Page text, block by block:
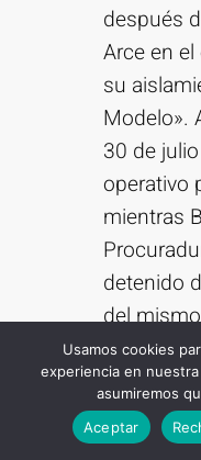
después
Arce en
su
Modelo».
30 de
operativo
mientras
detenido
del
enfrentan
marcado
políticas.
Usamos cookies
experiencia en
asumiremos
Aceptar